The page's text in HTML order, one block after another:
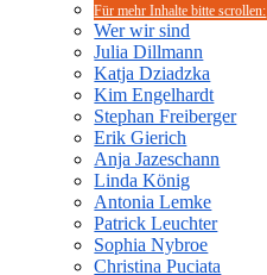
Für mehr Inhalte bitte scrollen:
Wer wir sind
Julia Dillmann
Katja Dziadzka
Kim Engelhardt
Stephan Freiberger
Erik Gierich
Anja Jazeschann
Linda König
Antonia Lemke
Patrick Leuchter
Sophia Nybroe
Christina Puciata